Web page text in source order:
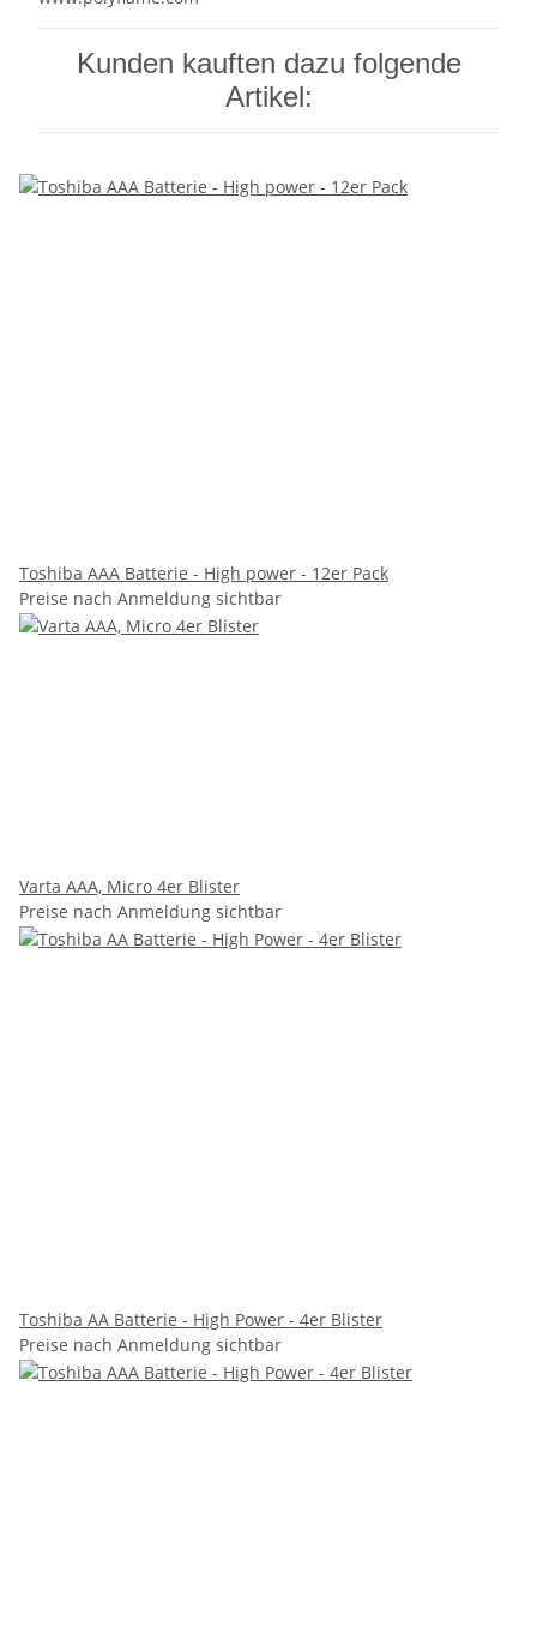
Kunden kauften dazu folgende
Artikel:
Toshiba AAA Batterie - High power - 12er Pack
Preise nach Anmeldung sichtbar
Varta AAA, Micro 4er Blister
Preise nach Anmeldung sichtbar
Toshiba AA Batterie - High Power - 4er Blister
Preise nach Anmeldung sichtbar